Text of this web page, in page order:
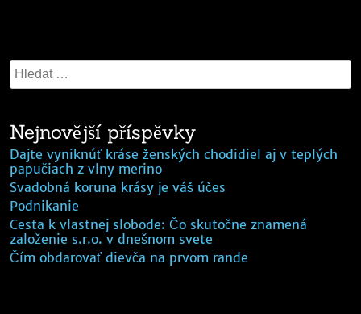
Nejnovější příspěvky
Dajte vyniknúť kráse ženských chodidiel aj v teplých
papučiach z vlny merino
Svadobná koruna krásy je váš účes
Podnikanie
Cesta k vlastnej slobode: Čo skutočne znamená
založenie s.r.o. v dnešnom svete
Čím obdarovať dievča na prvom rande